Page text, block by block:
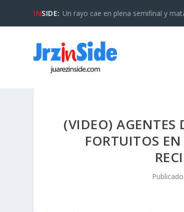
INSIDE: Un rayo cae en plena semifinal y
(VIDEO) AGENTES
FORTUITOS